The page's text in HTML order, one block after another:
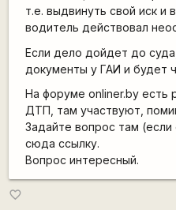
т.е. выдвинуть свой иск и
водитель действовал
Если дело дойдет до
документы у ГАИ и будет
На форуме onliner.by есть
ДТП, там участвуют,
Задайте вопрос там
сюда ссылку.
Вопрос интересный.
favorite_border